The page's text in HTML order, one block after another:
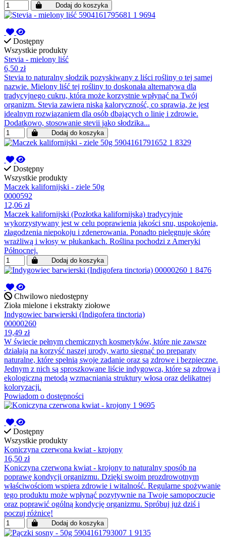
Dodaj do koszyka
Dostępny
Wszystkie produkty
Stevia - mielony liść
6,50 zł
Stevia to naturalny słodzik pozyskiwany z liści rośliny o tej samej
nazwie. Mielony liść tej rośliny to doskonała alternatywa dla
tradycyjnego cukru, która może korzystnie wpłynąć na Twój
organizm. Stevia zawiera niską kaloryczność, co sprawia, że jest
idealnym rozwiązaniem dla osób dbających o linię i zdrowie.
Dodatkowo, stosowanie stevii jako słodzika...
Dodaj do koszyka
Dostępny
Wszystkie produkty
Maczek kalifornijski - ziele 50g
0000592
12,06 zł
Maczek kalifornijski (Pozłotka kalifornijska) tradycyjnie
wykorzystywany jest w celu poprawienia jakości snu, uspokojenia,
złagodzenia niepokoju i zdenerowania. Ponadto pielęgnuje skórę
wrażliwą i włosy w płukankach. Roślina pochodzi z Ameryki
Północnej.
Dodaj do koszyka
Chwilowo niedostępny
Zioła mielone i ekstrakty ziołowe
Indygowiec barwierski (Indigofera tinctoria)
00000260
19,49 zł
W świecie pełnym chemicznych kosmetyków, które nie zawsze
działają na korzyść naszej urody, warto sięgnąć po preparaty
naturalne, które spełnią swoje zadanie oraz są zdrowe i bezpieczne.
Jednym z nich są sproszkowane liście indygowca, które są zdrową i
ekologiczną metodą wzmacniania struktury włosa oraz delikatnej
koloryzacji.
Powiadom o dostępności
Dostępny
Wszystkie produkty
Koniczyna czerwona kwiat - krojony
16,50 zł
Koniczyna czerwona kwiat - krojony to naturalny sposób na
poprawę kondycji organizmu. Dzięki swoim prozdrowotnym
właściwościom wspiera zdrowie i witalność. Regularne spożywanie
tego produktu może wpłynąć pozytywnie na Twoje samopoczucie
oraz poprawić ogólną kondycję organizmu. Spróbuj już dziś i
poczuj różnicę!
Dodaj do koszyka